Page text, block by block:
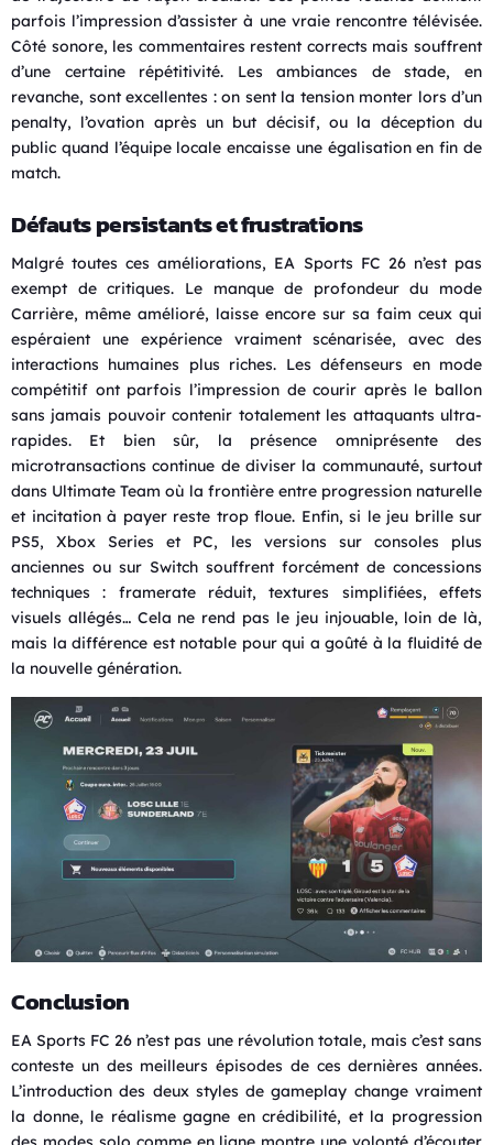
parfois l’impression d’assister à une vraie rencontre télévisée.
Côté sonore, les commentaires restent corrects mais souffrent
d’une certaine répétitivité. Les ambiances de stade, en
revanche, sont excellentes : on sent la tension monter lors d’un
penalty, l’ovation après un but décisif, ou la déception du
public quand l’équipe locale encaisse une égalisation en fin de
match.
Défauts persistants et frustrations
Malgré toutes ces améliorations, EA Sports FC 26 n’est pas
exempt de critiques. Le manque de profondeur du mode
Carrière, même amélioré, laisse encore sur sa faim ceux qui
espéraient une expérience vraiment scénarisée, avec des
interactions humaines plus riches. Les défenseurs en mode
compétitif ont parfois l’impression de courir après le ballon
sans jamais pouvoir contenir totalement les attaquants ultra-
rapides. Et bien sûr, la présence omniprésente des
microtransactions continue de diviser la communauté, surtout
dans Ultimate Team où la frontière entre progression naturelle
et incitation à payer reste trop floue. Enfin, si le jeu brille sur
PS5, Xbox Series et PC, les versions sur consoles plus
anciennes ou sur Switch souffrent forcément de concessions
techniques : framerate réduit, textures simplifiées, effets
visuels allégés… Cela ne rend pas le jeu injouable, loin de là,
mais la différence est notable pour qui a goûté à la fluidité de
la nouvelle génération.
Conclusion
EA Sports FC 26 n’est pas une révolution totale, mais c’est sans
conteste un des meilleurs épisodes de ces dernières années.
L’introduction des deux styles de gameplay change vraiment
la donne, le réalisme gagne en crédibilité, et la progression